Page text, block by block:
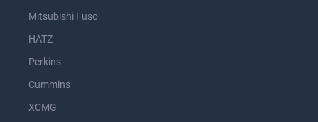
Mitsubishi Fuso
HATZ
Perkins
Cummins
XCMG